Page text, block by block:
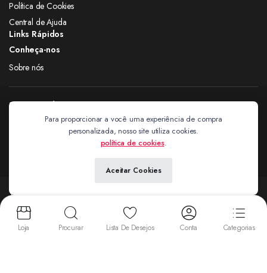
Política de Cookies
Central de Ajuda
Links Rápidos
Conheça-nos
Sobre nós
Siga nas redes
Copyright 2024 © Extravagantes. Todos os direitos reservados. by
Aceitamos:
Para proporcionar a você uma experiência de compra
personalizada, nosso site utiliza cookies.
política de cookies.
Aceitar Cookies
Loja Procurar Lista De Desejos Conta Categorias